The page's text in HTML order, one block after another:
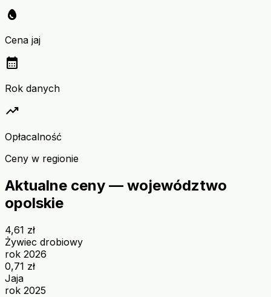
egg
Cena jaj
calendar_month
Rok danych
trending_up
Opłacalność
Ceny w regionie
Aktualne ceny — województwo
opolskie
4,61 zł
Żywiec drobiowy
rok 2026
0,71 zł
Jaja
rok 2025